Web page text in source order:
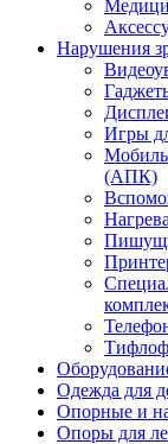
Нарушения
Игры
(АПК)
Одежда для
Опорные и
Опоры для